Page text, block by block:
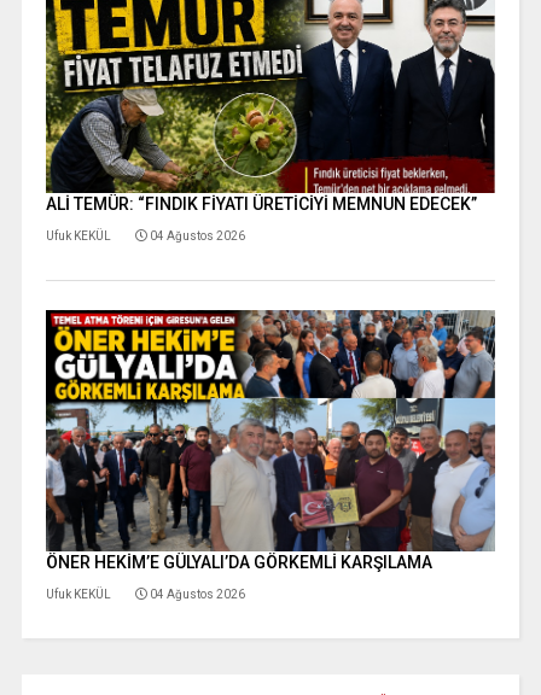
ALİ TEMÜR: “FINDIK FİYATI ÜRETİCİYİ MEMNUN EDECEK”
Ufuk KEKÜL 04 Ağustos 2026
ÖNER HEKİM’E GÜLYALI’DA GÖRKEMLİ KARŞILAMA
Ufuk KEKÜL 04 Ağustos 2026